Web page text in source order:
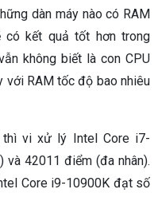
dàn máy nào có RAM
có kết quả tốt hơn trong
không biết là con CPU
với RAM tốc độ bao nhiêu
thì vi xử lý Intel Core i7-
42011 điểm (đa nhân).
Core i9-10900K đạt số